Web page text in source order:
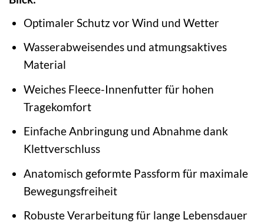
Optimaler Schutz vor Wind und Wetter
Wasserabweisendes und atmungsaktives
Material
Weiches Fleece-Innenfutter für hohen
Tragekomfort
Einfache Anbringung und Abnahme dank
Klettverschluss
Anatomisch geformte Passform für maximale
Bewegungsfreiheit
Robuste Verarbeitung für lange Lebensdauer